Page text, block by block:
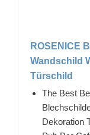
ROSENICE
Wandschild
Türschild
The Best
Dekoration